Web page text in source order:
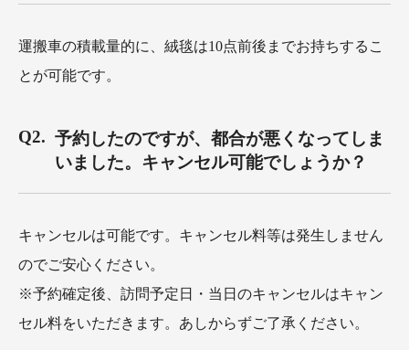
運搬車の積載量的に、絨毯は10点前後までお持ちするこ
とが可能です。
予約したのですが、都合が悪くなってしま
いました。キャンセル可能でしょうか？
キャンセルは可能です。キャンセル料等は発生しません
のでご安心ください。
※予約確定後、訪問予定日・当日のキャンセルはキャン
セル料をいただきます。あしからずご了承ください。